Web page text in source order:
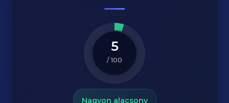
5
/ 100
Nagyon alacsony